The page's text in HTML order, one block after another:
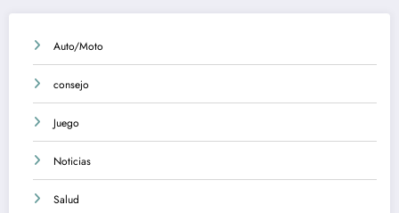
Auto/Moto
consejo
Juego
Noticias
Salud